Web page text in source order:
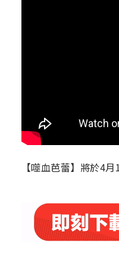
【噬血芭蕾】將於4月